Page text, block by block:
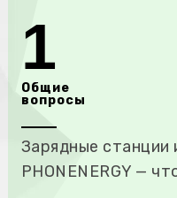
1
Общие
вопросы
Зарядные станции
PHONENERGY —